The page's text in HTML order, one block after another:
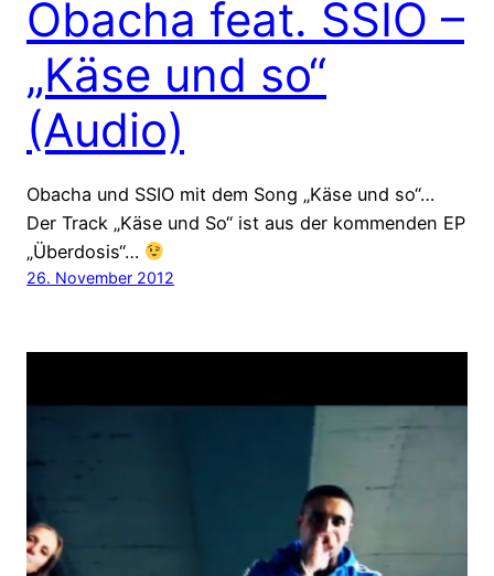
Obacha feat. SSIO –
„Käse und so“
(Audio)
Obacha und SSIO mit dem Song „Käse und so“…
Der Track „Käse und So“ ist aus der kommenden EP
„Überdosis“…
26. November 2012